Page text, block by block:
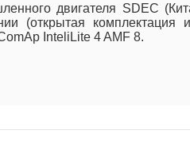
двигателя SDEC
(открытая
InteliLite 4 AMF 8.